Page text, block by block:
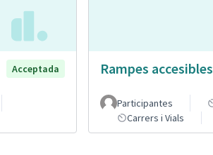
Acceptada Rampes accesibles
Participantes
Carrers i Vials